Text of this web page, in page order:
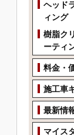
ヘッド
ィング
樹脂ク
ーティ
料金・
施工車
最新情
マイス